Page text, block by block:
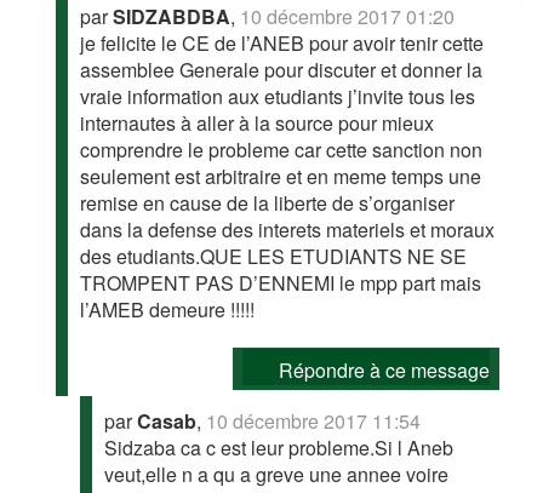
parSIDZABDBA, 10 décembre 2017 01:20
je felicite le CE de l’ANEB pour avoir tenir cette
assemblee Generale pour discuter et donner la
vraie information aux etudiants j’invite tous les
internautes à aller à la source pour mieux
comprendre le probleme car cette sanction non
seulement est arbitraire et en meme temps une
remise en cause de la liberte de s’organiser
dans la defense des interets materiels et moraux
des etudiants.QUE LES ETUDIANTS NE SE
TROMPENT PAS D’ENNEMI le mpp part mais
l’AMEB demeure !!!!!
Répondre à ce message
parCasab, 10 décembre 2017 11:54
Sidzaba ca c est leur probleme.Si l Aneb
veut,elle n a qu a greve une annee voire